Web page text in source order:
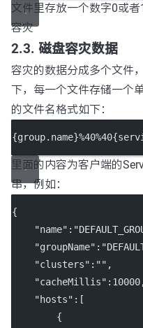
文件里存放一个数字0或
容灾
2.3. 磁盘容灾数据
容灾的数据分成多个文件
下，每一个文件存储一个
的文件名格式如下：
里面的内容为客户端的
串，例如：
{
    "clusters":"",
    "hosts":[
        {